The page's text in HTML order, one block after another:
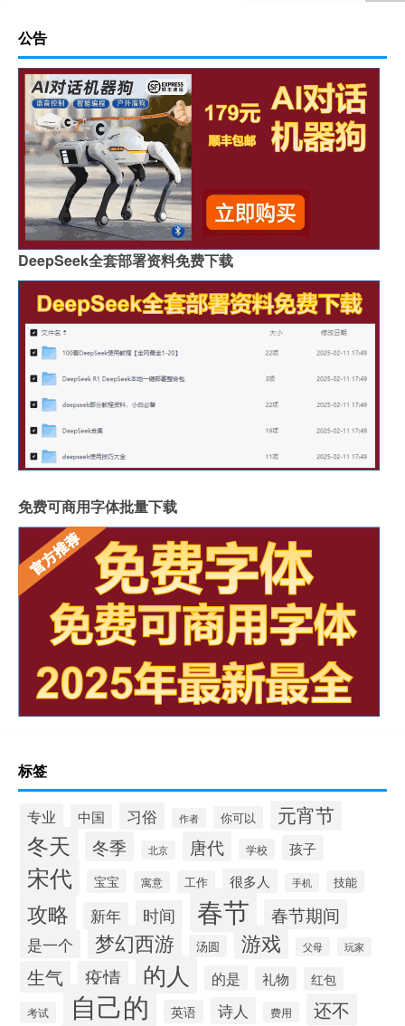
公告
DeepSeek全套部署资料免费下载
免费可商用字体批量下载
标签
专业 中国 习俗 作者 你可以 元宵节
冬天 冬季 北京 唐代 学校 孩子
宋代 宝宝 寓意 工作 很多人 手机 技能
攻略 新年 时间 春节 春节期间
是一个 梦幻西游 汤圆 游戏 父母 玩家
生气 疫情 的人 的是 礼物 红包
考试 自己的 英语 诗人 费用 还不